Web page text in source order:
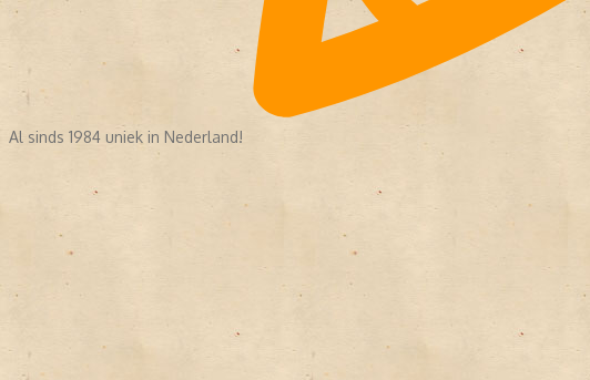
Al sinds 1984 uniek in Nederland!